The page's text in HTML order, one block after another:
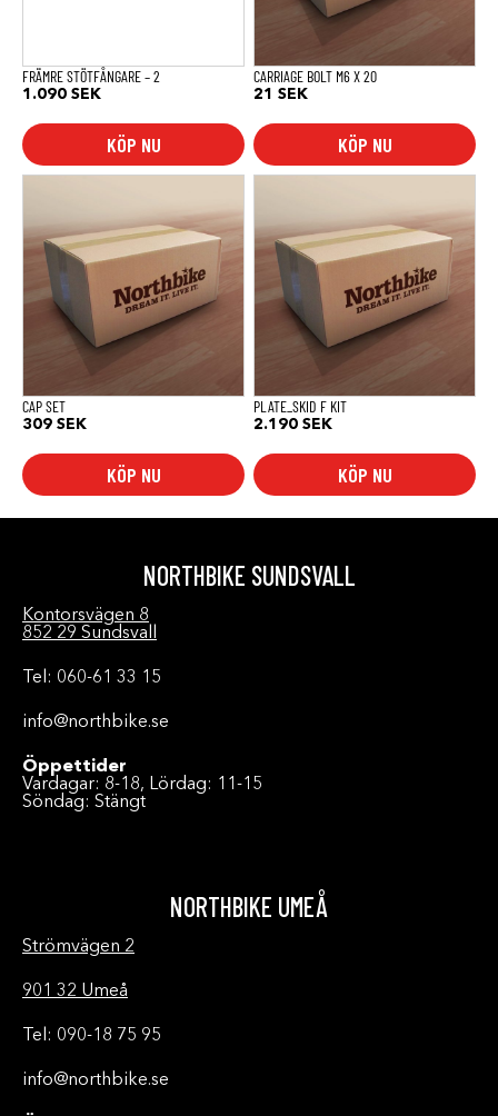
FRÄMRE STÖTFÅNGARE – 2
1.090 SEK
KÖP NU
CARRIAGE BOLT M6 X 20
21 SEK
KÖP NU
CAP SET
309 SEK
KÖP NU
PLATE_SKID F KIT
2.190 SEK
KÖP NU
NORTHBIKE SUNDSVALL
Kontorsvägen 8
852 29 Sundsvall
Tel: 060-61 33 15
info@northbike.se
Öppettider
Vardagar: 8-18, Lördag: 11-15
Söndag: Stängt
NORTHBIKE UMEÅ
Strömvägen 2
901 32 Umeå
Tel: 090-18 75 95
info@northbike.se